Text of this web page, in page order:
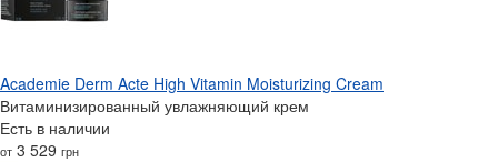
Academie Derm Acte High Vitamin Moisturizing Cream
Витаминизированный увлажняющий крем
Есть в наличии
от 3 529 грн